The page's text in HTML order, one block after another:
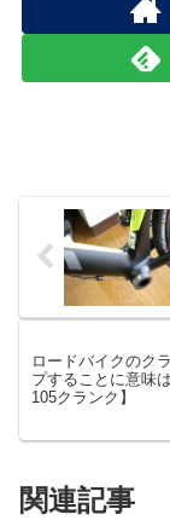
ロードバイクのク
プすることに意味
105クランク】
関連記事